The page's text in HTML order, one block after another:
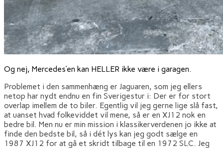
Og nej, Mercedes’en kan HELLER ikke være i garagen.
Problemet i den sammenhæng er Jaguaren, som jeg ellers
netop har nydt endnu en fin Sverigestur i: Der er for stort
overlap imellem de to biler. Egentlig vil jeg gerne lige slå fast,
at uanset hvad folkeviddet vil mene, så er en XJ12 nok en
bedre bil. Men nu er min mission i klassikerverdenen jo ikke at
finde den bedste bil, så i dét lys kan jeg godt sælge en
1987 XJ12 for at gå et skridt tilbage til en 1972 SLC. Jeg